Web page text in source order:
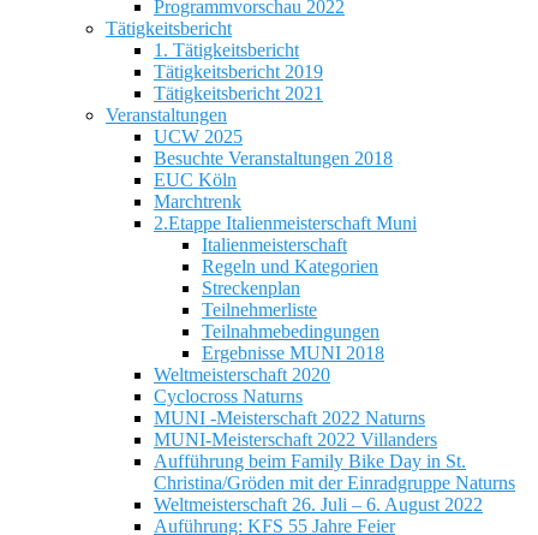
Programmvorschau 2022
Tätigkeitsbericht
1. Tätigkeitsbericht
Tätigkeitsbericht 2019
Tätigkeitsbericht 2021
Veranstaltungen
UCW 2025
Besuchte Veranstaltungen 2018
EUC Köln
Marchtrenk
2.Etappe Italienmeisterschaft Muni
Italienmeisterschaft
Regeln und Kategorien
Streckenplan
Teilnehmerliste
Teilnahmebedingungen
Ergebnisse MUNI 2018
Weltmeisterschaft 2020
Cyclocross Naturns
MUNI -Meisterschaft 2022 Naturns
MUNI-Meisterschaft 2022 Villanders
Aufführung beim Family Bike Day in St.
Christina/Gröden mit der Einradgruppe Naturns
Weltmeisterschaft 26. Juli – 6. August 2022
Auführung: KFS 55 Jahre Feier